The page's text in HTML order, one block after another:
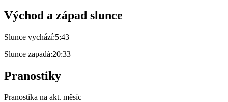
Východ a západ slunce
Slunce vychází:5:43
Slunce zapadá:20:33
Pranostiky
Pranostika na akt. měsíc